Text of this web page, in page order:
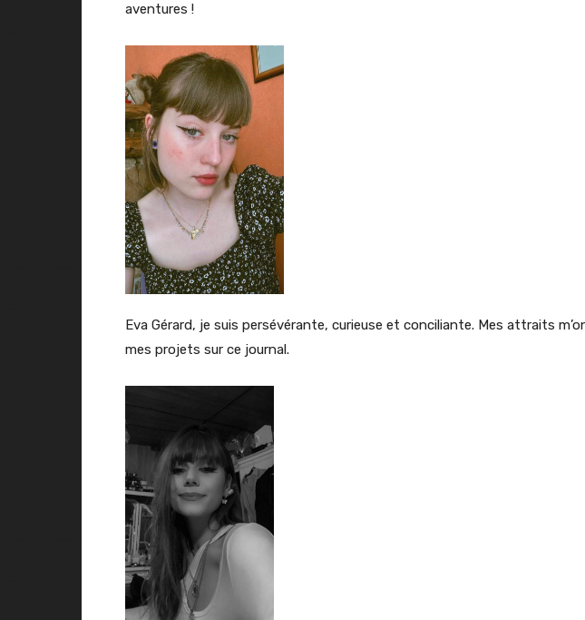
aventures !
Eva Gérard, je suis persévérante, curieuse et conciliante. Mes attraits
mes projets sur ce journal.